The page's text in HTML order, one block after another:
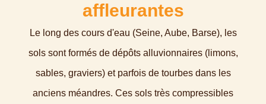
affleurantes
Le long des cours d'eau (Seine, Aube, Barse), les
sols sont formés de dépôts alluvionnaires (limons,
sables, graviers) et parfois de tourbes dans les
anciens méandres. Ces sols très compressibles